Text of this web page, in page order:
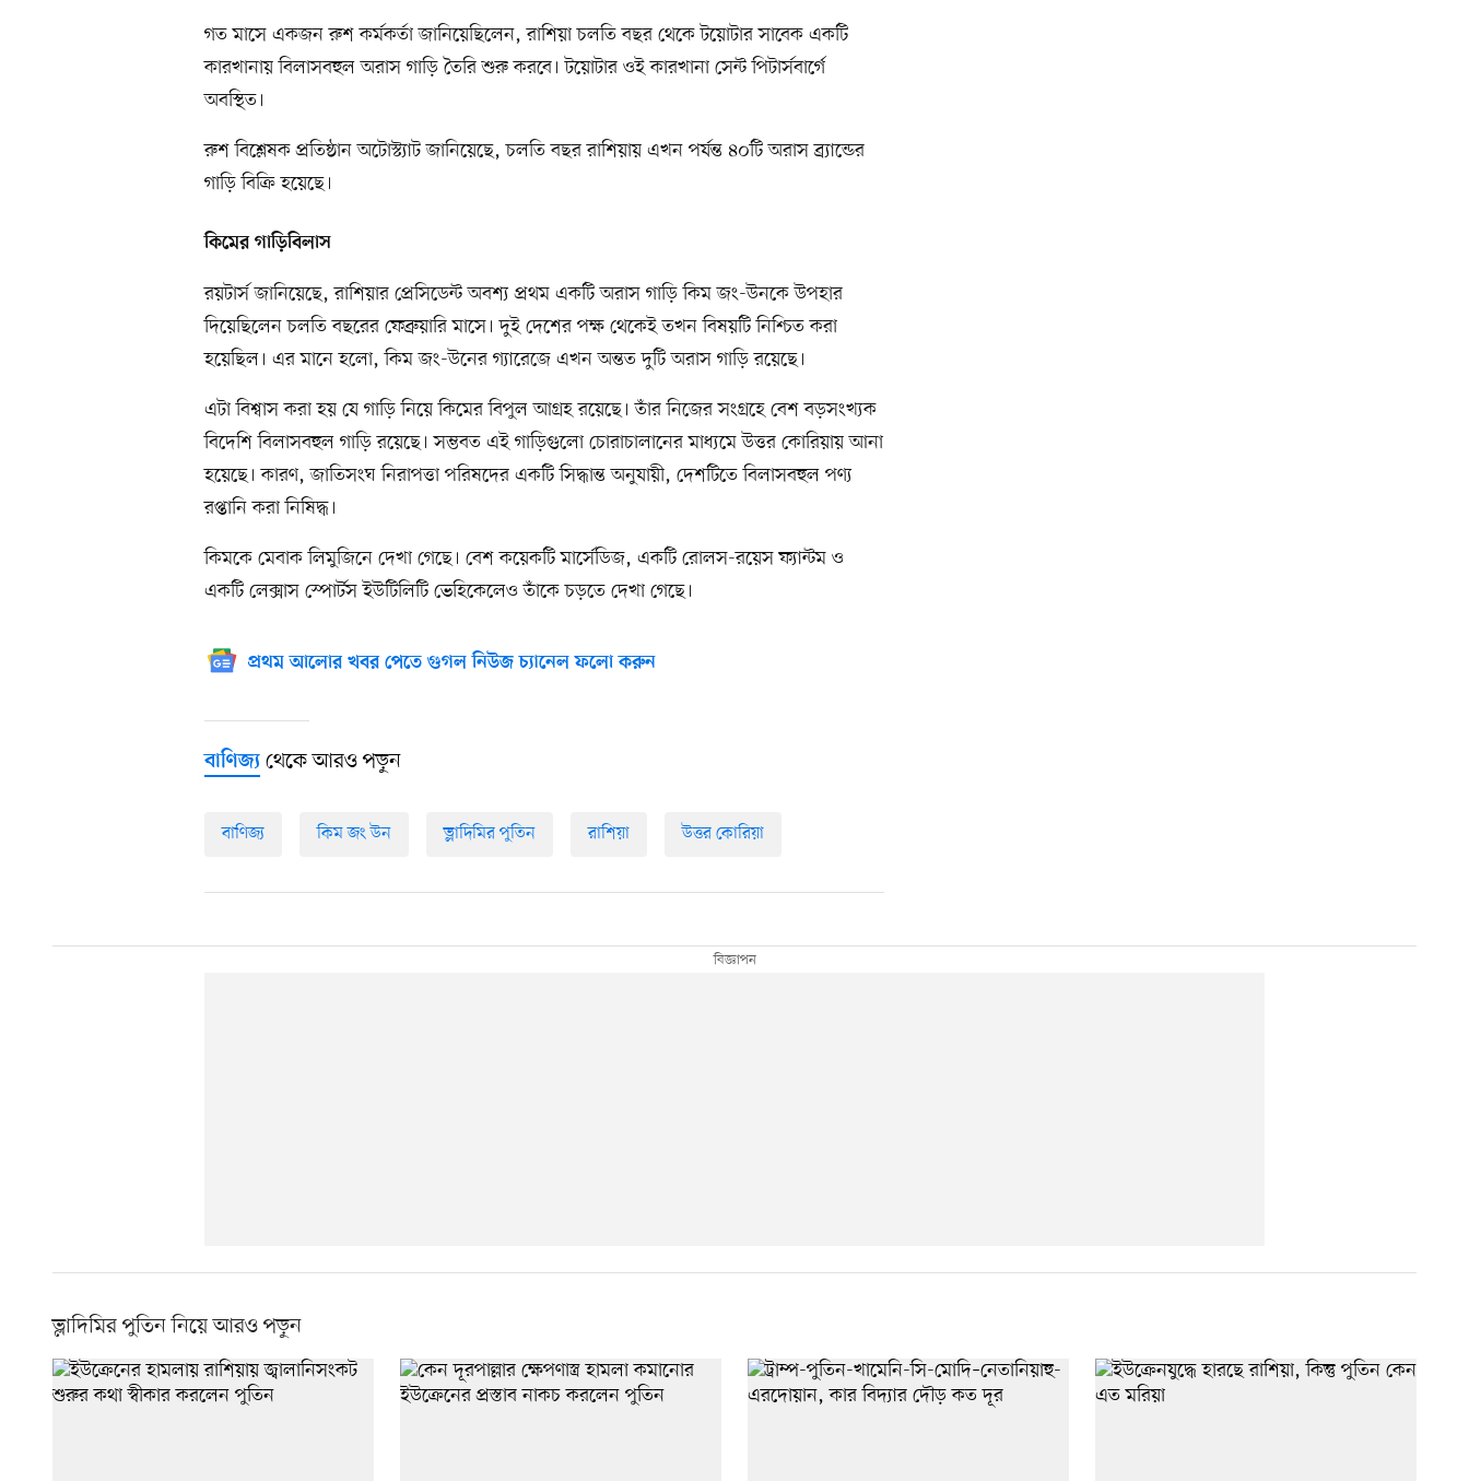
গত মাসে একজন রুশ কর্মকর্তা জানিয়েছিলেন, রাশিয়া চলতি বছর থেকে টয়োটার সাবেক একটি
কারখানায় বিলাসবহুল অরাস গাড়ি তৈরি শুরু করবে। টয়োটার ওই কারখানা সেন্ট পিটার্সবার্গে
অবস্থিত।
রুশ বিশ্লেষক প্রতিষ্ঠান অটোস্ট্যাট জানিয়েছে, চলতি বছর রাশিয়ায় এখন পর্যন্ত ৪০টি অরাস ব্র্যান্ডের
গাড়ি বিক্রি হয়েছে।
কিমের গাড়িবিলাস
রয়টার্স জানিয়েছে, রাশিয়ার প্রেসিডেন্ট অবশ্য প্রথম একটি অরাস গাড়ি কিম জং-উনকে উপহার
দিয়েছিলেন চলতি বছরের ফেব্রুয়ারি মাসে। দুই দেশের পক্ষ থেকেই তখন বিষয়টি নিশ্চিত করা
হয়েছিল। এর মানে হলো, কিম জং-উনের গ্যারেজে এখন অন্তত দুটি অরাস গাড়ি রয়েছে।
এটা বিশ্বাস করা হয় যে গাড়ি নিয়ে কিমের বিপুল আগ্রহ রয়েছে। তাঁর নিজের সংগ্রহে বেশ বড়সংখ্যক
বিদেশি বিলাসবহুল গাড়ি রয়েছে। সম্ভবত এই গাড়িগুলো চোরাচালানের মাধ্যমে উত্তর কোরিয়ায় আনা
হয়েছে। কারণ, জাতিসংঘ নিরাপত্তা পরিষদের একটি সিদ্ধান্ত অনুযায়ী, দেশটিতে বিলাসবহুল পণ্য
রপ্তানি করা নিষিদ্ধ।
কিমকে মেবাক লিমুজিনে দেখা গেছে। বেশ কয়েকটি মার্সেডিজ, একটি রোলস-রয়েস ফ্যান্টম ও
একটি লেক্সাস স্পোর্টস ইউটিলিটি ভেহিকেলেও তাঁকে চড়তে দেখা গেছে।
প্রথম আলোর খবর পেতে গুগল নিউজ চ্যানেল ফলো করুন
বাণিজ্য থেকে আরও পড়ুন
বাণিজ্য কিম জং উন ভ্লাদিমির পুতিন রাশিয়া উত্তর কোরিয়া
ভ্লাদিমির পুতিন নিয়ে আরও পড়ুন